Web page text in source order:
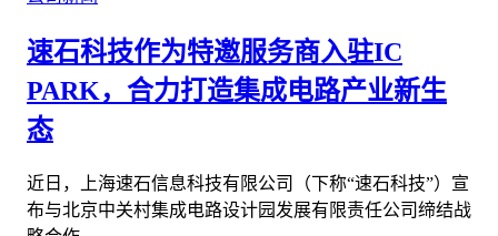
速石科技作为特邀服务商入驻IC
PARK，合力打造集成电路产业新生
态
近日，上海速石信息科技有限公司（下称“速石科技”）宣
布与北京中关村集成电路设计园发展有限责任公司缔结战